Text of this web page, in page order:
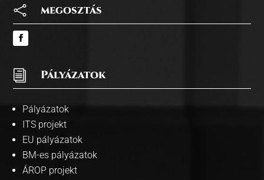
 megosztás
i Pályázatok
Pályázatok
ITS projekt
EU pályázatok
BM-es pályázatok
ÁROP projekt